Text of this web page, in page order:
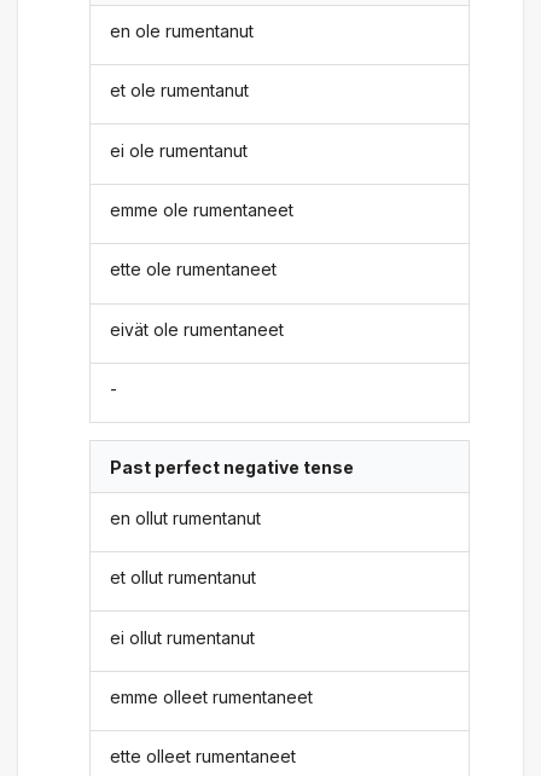
en ole rumentanut
et ole rumentanut
ei ole rumentanut
emme ole rumentaneet
ette ole rumentaneet
eivät ole rumentaneet
-
Past perfect negative tense
en ollut rumentanut
et ollut rumentanut
ei ollut rumentanut
emme olleet rumentaneet
ette olleet rumentaneet